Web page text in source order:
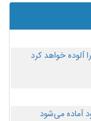
خواهد کرد
آماده می‌شود